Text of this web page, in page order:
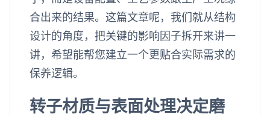
合出来的结果。这篇文章呢，我们就从结构
设计的角度，把关键的影响因子拆开来讲一
讲，希望能帮您建立一个更贴合实际需求的
保养逻辑。
转子材质与表面处理决定磨